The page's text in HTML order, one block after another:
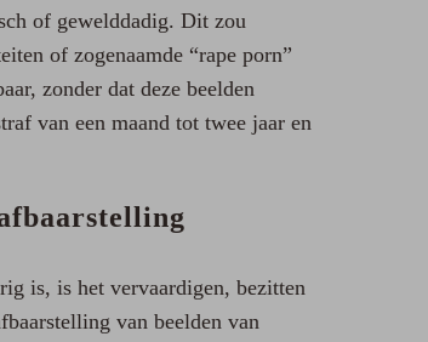
of gewelddadig. Dit zou
of zogenaamde “rape porn”
zonder dat deze beelden
van een maand tot twee jaar en
is, is het vervaardigen, bezitten
van beelden van